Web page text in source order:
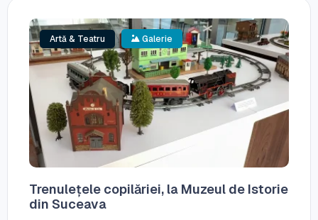
Artă & Teatru Galerie
Trenulețele copilăriei, la Muzeul de Istorie
din Suceava